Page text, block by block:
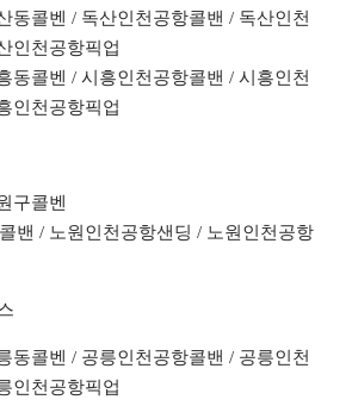
동콜벤 / 독산인천공항콜밴 / 독산인천
인천공항픽업
동콜벤 / 시흥인천공항콜밴 / 시흥인천
인천공항픽업
구콜벤
밴 / 노원인천공항샌딩 / 노원인천공항
동콜벤 / 공릉인천공항콜밴 / 공릉인천
인천공항픽업